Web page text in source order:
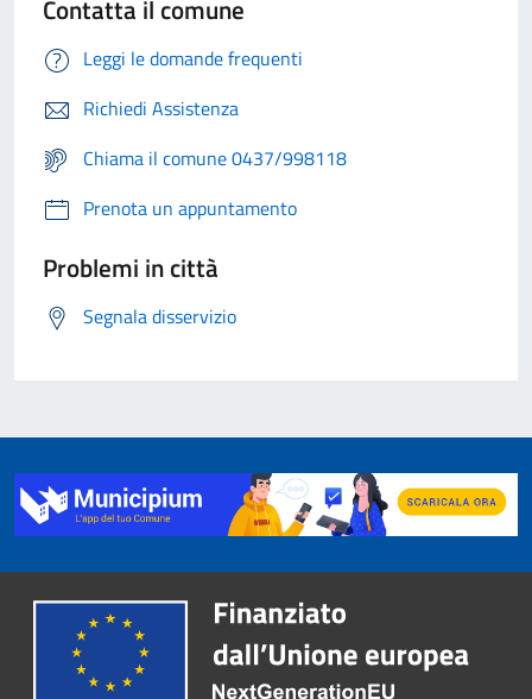
Contatta il comune
Leggi le domande frequenti
Richiedi Assistenza
Chiama il comune 0437/998118
Prenota un appuntamento
Problemi in città
Segnala disservizio